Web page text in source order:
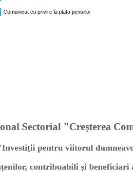
Comunicat cu privire la plata pensiilor
Sectorial "Creṣterea
pentru viitorul
contribuabili ṣi beneficiari